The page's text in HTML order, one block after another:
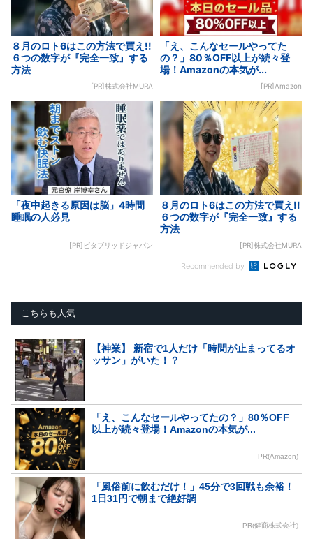
８月のロト6はこの方法で買え!!
６つの数字が『完全一致』する
方法
[PR]株式会社MURA
「え、こんなセールやってた
の？」80％OFF以上が続々登
場！Amazonの本気が...
[PR]Amazon
「夜中起きる原因は脳」4時間
睡眠の人必見
[PR]ビタブリッドジャパン
８月のロト6はこの方法で買え!!
６つの数字が『完全一致』する
方法
[PR]株式会社MURA
Recommended by
こちらも人気
【神業】 新宿で1人だけ「時間が止まってるオ
ッサン」がいた！？
「え、こんなセールやってたの？」80％OFF
以上が続々登場！Amazonの本気が...
PR(Amazon)
「風俗前に飲むだけ！」45分で3回戦も余裕！
1日31円で朝まで絶好調
PR(健商株式会社)